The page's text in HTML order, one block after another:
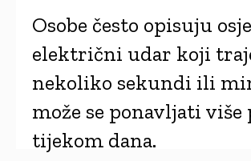
Osobe često opisuju
električni udar koji
nekoliko sekundi ili
može se ponavljati više
tijekom dana.